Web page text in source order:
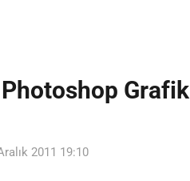
Grafik
2011 19:10